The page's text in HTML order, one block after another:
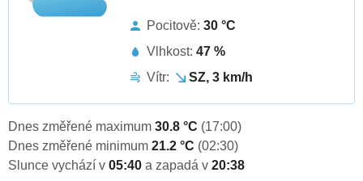
Pocitově: 30 °C
Vlhkost: 47 %
Vítr:
SZ, 3 km/h
Dnes změřené maximum 30.8 °C (17:00)
Dnes změřené minimum 21.2 °C (02:30)
Slunce vychází v 05:40 a zapadá v 20:38